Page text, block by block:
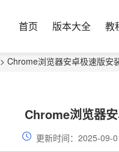
首页 版本大全 教
> Chrome浏览器安卓极速版安
Chrome浏览器
更新时间：2025-09-